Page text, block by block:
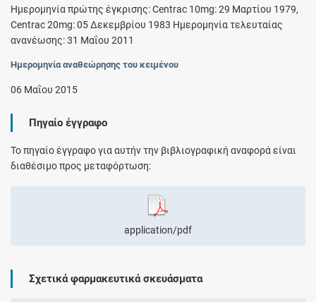
Ημερομηνία πρώτης έγκρισης: Centrac 10mg: 29 Μαρτίου 1979,
Centrac 20mg: 05 Δεκεμβρίου 1983 Ημερομηνία τελευταίας
ανανέωσης: 31 Μαΐου 2011
Ημερομηνία αναθεώρησης του κειμένου
06 Μαΐου 2015
Πηγαίο έγγραφο
Το πηγαίο έγγραφο για αυτήν την βιβλιογραφική αναφορά είναι
διαθέσιμο προς μεταφόρτωση:
application/pdf
Σχετικά φαρμακευτικά σκευάσματα